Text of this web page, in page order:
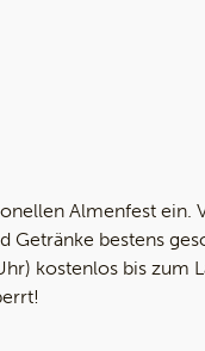
Almenfest
Getränke bestens
kostenlos bis